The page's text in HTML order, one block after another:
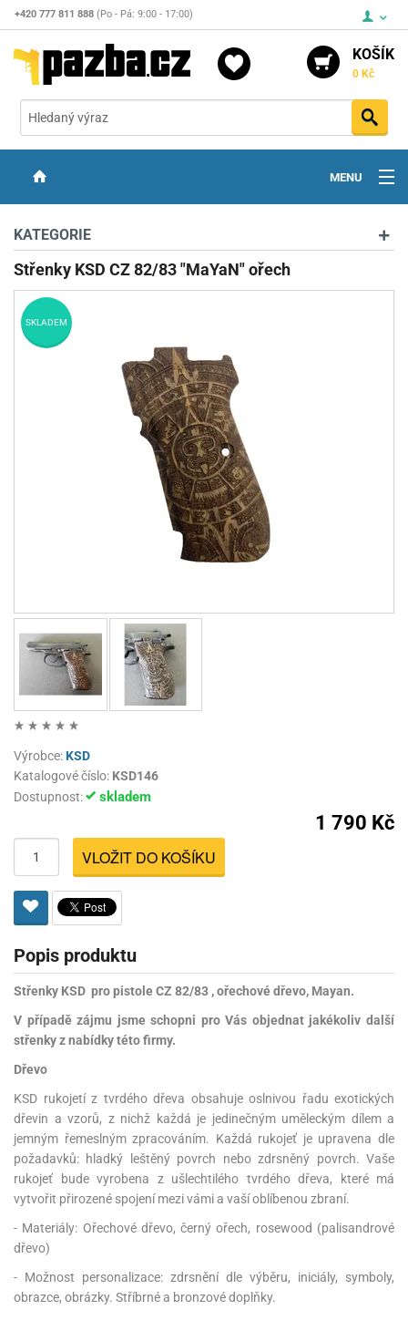
+420 777 811 888 (Po - Pá: 9:00 - 17:00)
KOŠÍK
0 Kč
MENU
OPTIKA
STŘELIVO
PŘÍSLUŠENSTVÍ
DETEKTORY KOVŮ
KATEGORIE
Střenky KSD CZ 82/83 "MaYaN" ořech
SKLADEM
Výrobce:KSD
Katalogové číslo: KSD146
Dostupnost:
skladem
1 790 Kč
VLOŽIT DO KOŠÍKU
Popis produktu
Střenky KSD pro pistole CZ 82/83 , ořechové dřevo, Mayan.
V případě zájmu jsme schopni pro Vás objednat jakékoliv další
střenky z nabídky této firmy.
Dřevo
KSD rukojetí z tvrdého dřeva obsahuje oslnivou řadu exotických
dřevin a vzorů, z nichž každá je jedinečným uměleckým dílem a
jemným řemeslným zpracováním. Každá rukojeť je upravena dle
požadavků: hladký leštěný povrch nebo zdrsněný povrch. Vaše
rukojeť bude vyrobena z ušlechtilého tvrdého dřeva, které má
vytvořit přirozené spojení mezi vámi a vaší oblíbenou zbraní.
- Materiály: Ořechové dřevo, černý ořech, rosewood (palisandrové
dřevo)
- Možnost personalizace: zdrsnění dle výběru, iniciály, symboly,
obrazce, obrázky. Stříbrné a bronzové doplňky.